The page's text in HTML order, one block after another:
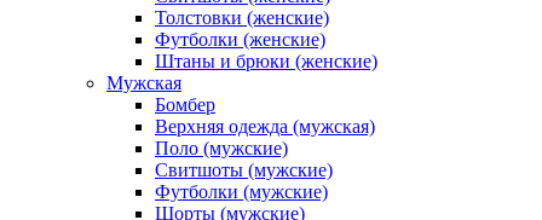
Толстовки (женские)
Футболки (женские)
Штаны и брюки (женские)
Мужская
Бомбер
Верхняя одежда (мужская)
Поло (мужские)
Свитшоты (мужские)
Футболки (мужские)
Шорты (мужские)